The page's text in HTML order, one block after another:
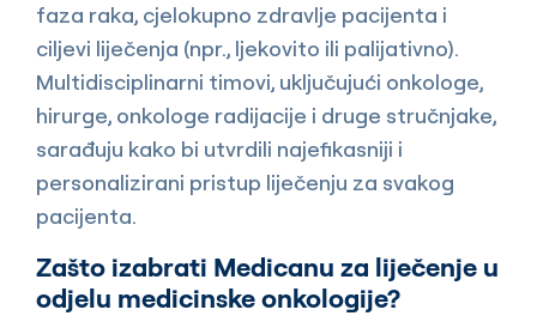
faza raka, cjelokupno zdravlje pacijenta i
ciljevi liječenja (npr., ljekovito ili palijativno).
Multidisciplinarni timovi, uključujući onkologe,
hirurge, onkologe radijacije i druge stručnjake,
sarađuju kako bi utvrdili najefikasniji i
personalizirani pristup liječenju za svakog
pacijenta.
Zašto izabrati Medicanu za liječenje u
odjelu medicinske onkologije?